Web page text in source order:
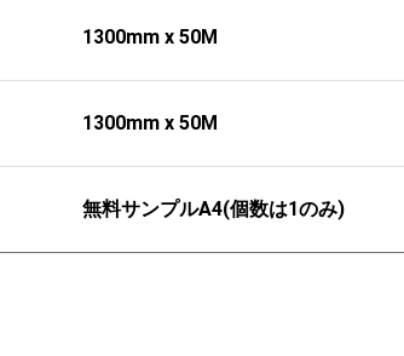
1300mm x 50M
1300mm x 50M
無料サンプルA4(個数は1のみ)